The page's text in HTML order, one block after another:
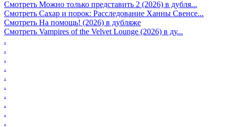
Смотреть Можно только представить 2 (2026) в дубля...
Смотреть Сахар и порок: Расследование Ханны Свенсе...
Смотреть На помощь! (2026) в дубляже
Смотреть Vampires of the Velvet Lounge (2026) в ду...
.
.
.
.
.
.
.
.
.
.